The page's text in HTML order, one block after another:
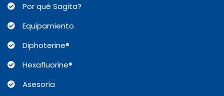
Por qué Sagita?
Equipamiento
Diphoterine®
Hexafluorine®
Asesoría